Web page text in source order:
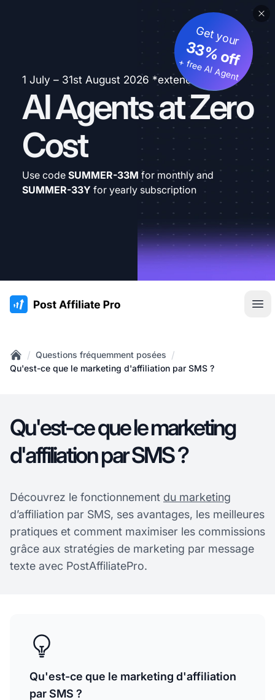
1 July – 31st August 2026 *extended
AI Agents at Zero
Cost
Get your
33% off
+ free AI Agent
Use code SUMMER-33M for monthly and
SUMMER-33Y for yearly subscription
:site.title
Home
/ Questions fréquemment posées /
Qu'est-ce que le marketing d'affiliation par SMS ?
Qu'est-ce que le marketing
d'affiliation par SMS ?
Découvrez le fonctionnement du marketing
d’affiliation par SMS, ses avantages, les meilleures
pratiques et comment maximiser les commissions
grâce aux stratégies de marketing par message
texte avec PostAffiliatePro.
Qu'est-ce que le marketing d'affiliation
par SMS ?